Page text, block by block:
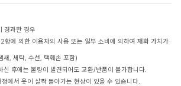
경과한 경우
항에 의한 이용자의 사용 또는 일부 소비에 의하여 재화 가치가
새, 세탁, 수선, 택훼손 포함)
신 후에는 불량이 발견되어도 교환/반품이 불가합니다.
에서 옷이 살짝 돌아가는 현상이 있을 수 있습니다.